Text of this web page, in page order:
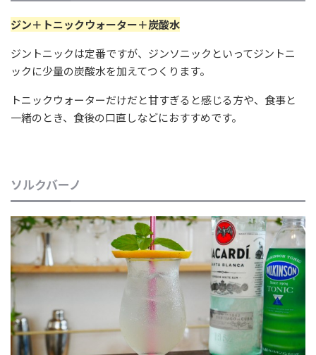
ジン＋トニックウォーター＋炭酸水
ジントニックは定番ですが、ジンソニックといってジントニ
ックに少量の炭酸水を加えてつくります。
トニックウォーターだけだと甘すぎると感じる方や、食事と
一緒のとき、食後の口直しなどにおすすめです。
ソルクバーノ